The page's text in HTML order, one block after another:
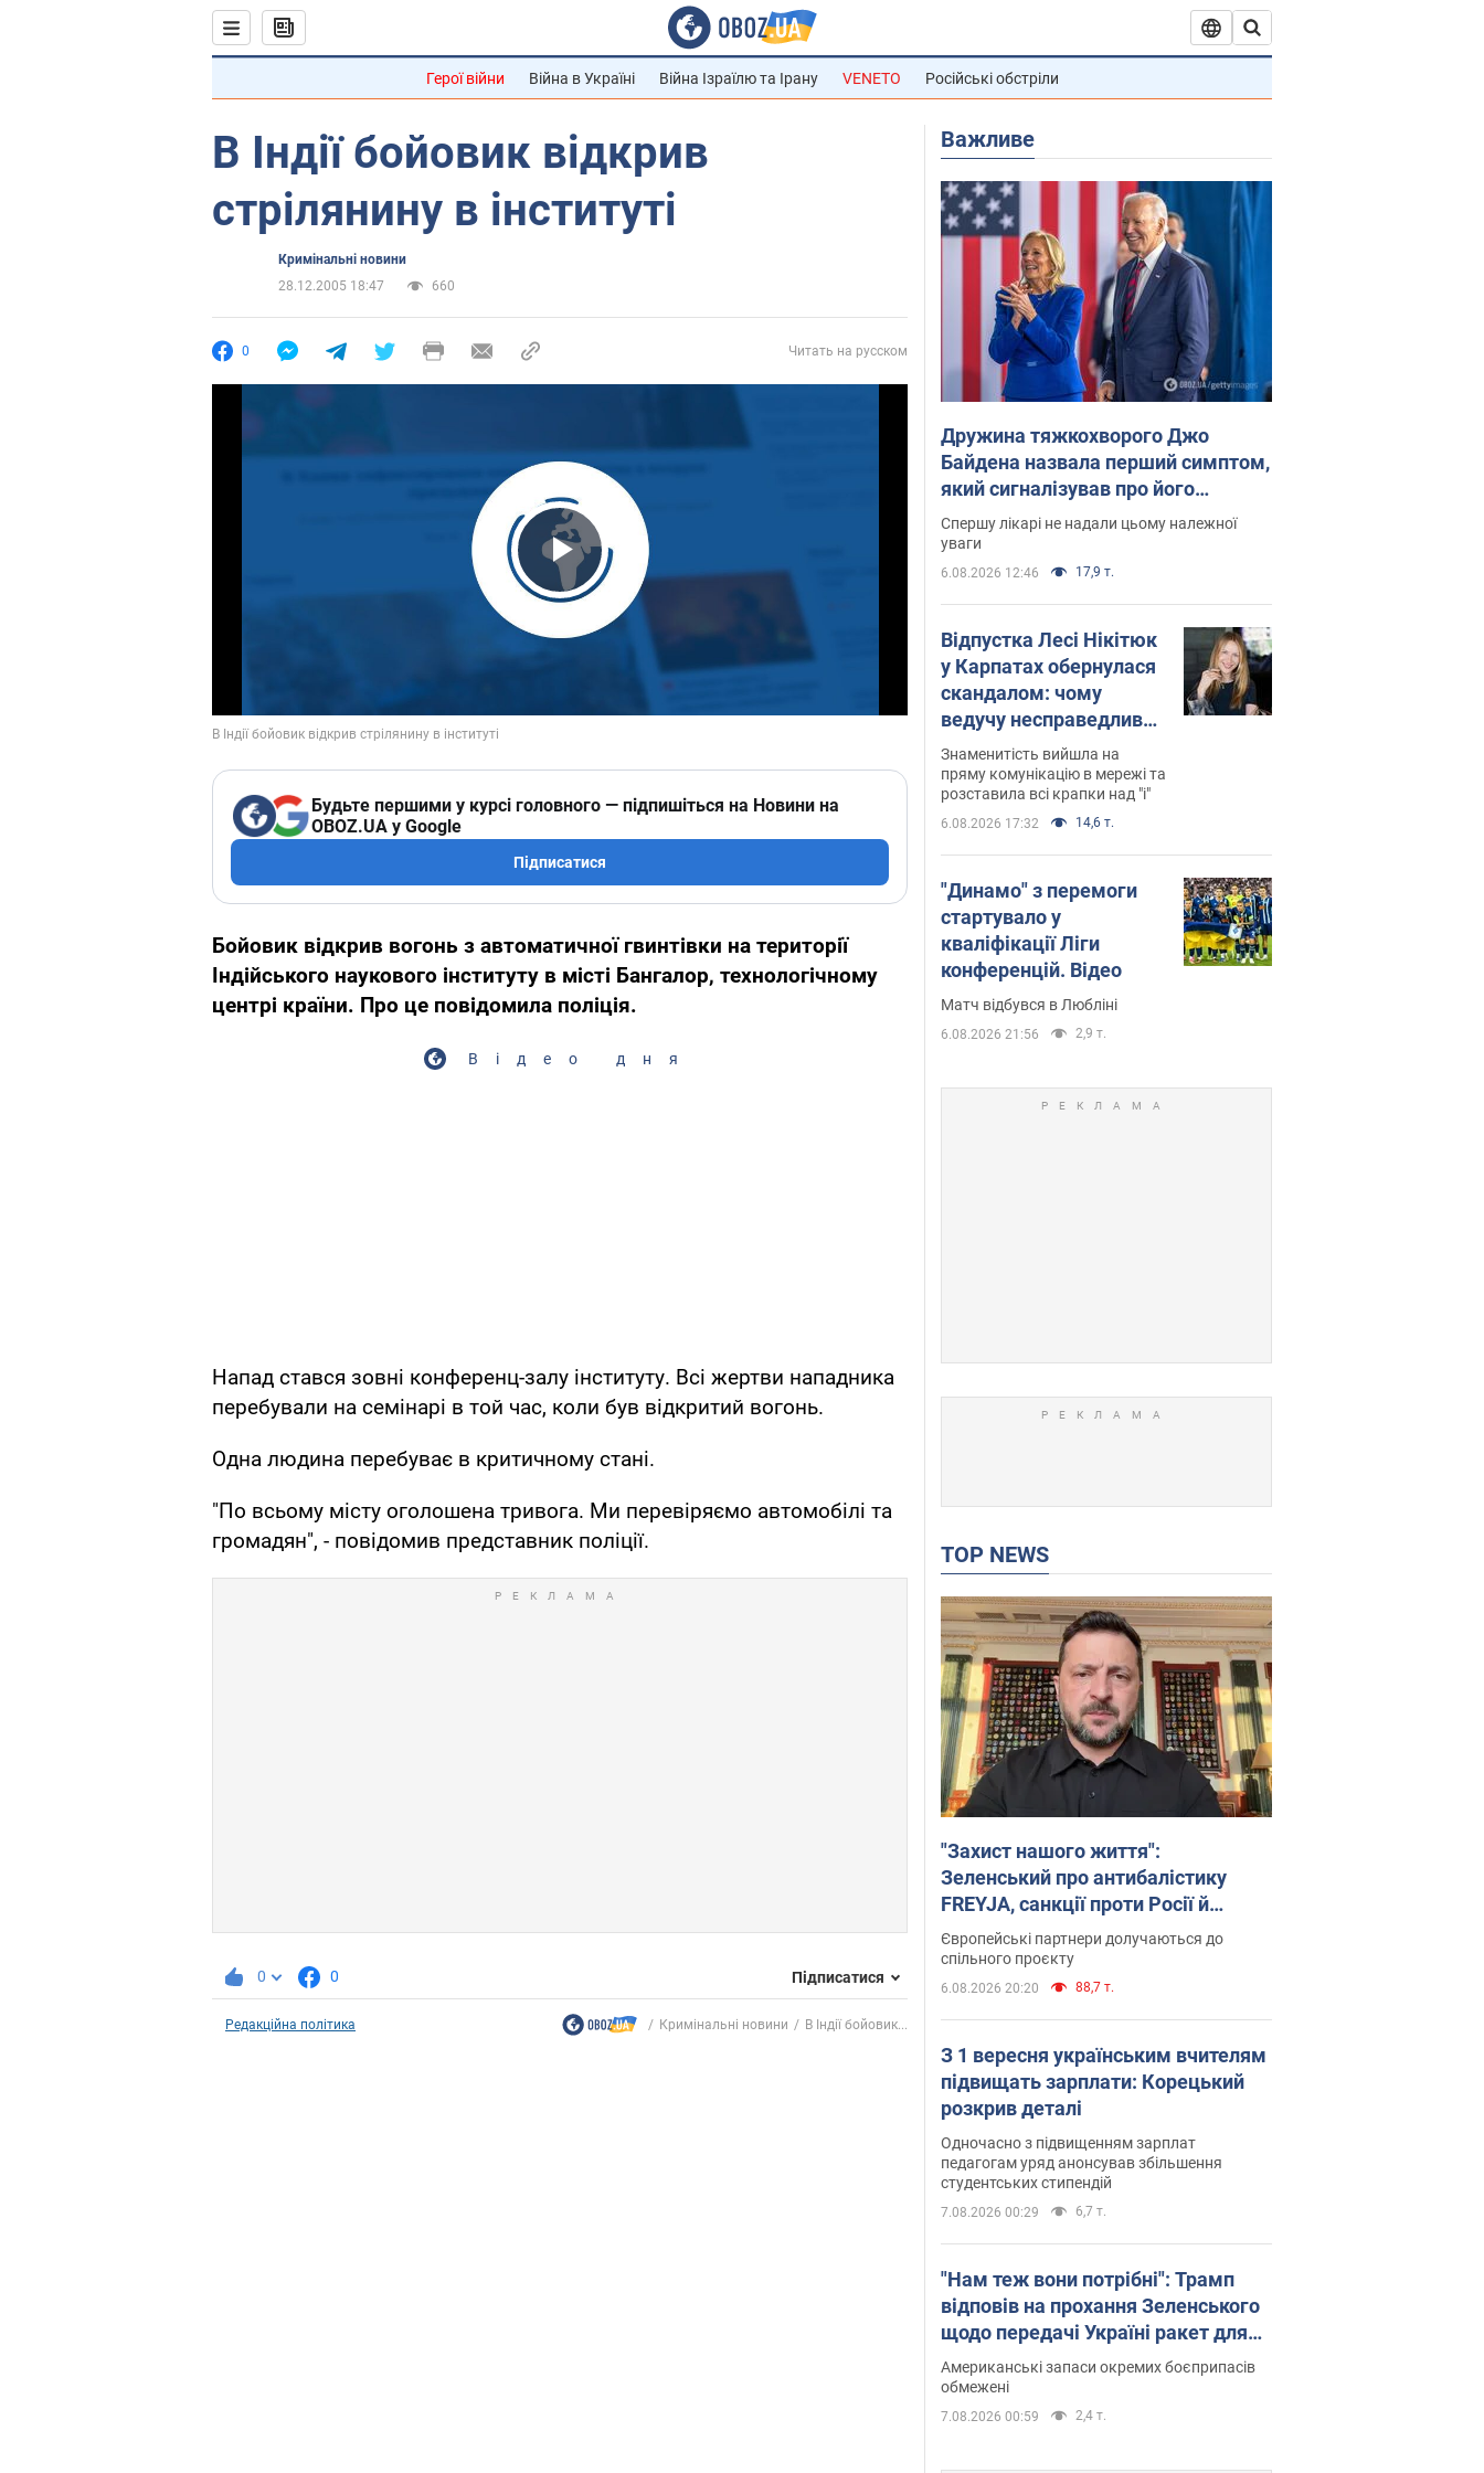
Герої війни Війна в Україні Війна Ізраїлю та Ірану VENETO Російські обстріли
В Індії бойовик відкрив
стрілянину в інституті
Кримінальні новини
28.12.2005 18:47
660
0 Читать на русском
Play Video
Будьте першими у курсі головного — підпишіться на Новини на
OBOZ.UA у Google
Підписатися
Бойовик відкрив вогонь з автоматичної гвинтівки на території
Індійського наукового інституту в місті Бангалор, технологічному
центрі країни. Про це повідомила поліція.
Відео дня
Напад стався зовні конференц-залу інституту. Всі жертви нападника
перебували на семінарі в той час, коли був відкритий вогонь.
Одна людина перебуває в критичному стані.
"По всьому місту оголошена тривога. Ми перевіряємо автомобілі та
громадян", - повідомив представник поліції.
0 0 Підписатися
Редакційна політика Кримінальні новини В Індії бойовик...
Важливе
Дружина тяжкохворого Джо
Байдена назвала перший симптом,
який сигналізував про його
"агресивний" рак
Спершу лікарі не надали цьому належної
уваги
6.08.2026 12:46 17,9 т.
Відпустка Лесі Нікітюк
у Карпатах обернулася
скандалом: чому
ведучу несправедливо
захейтили
Знаменитість вийшла на
пряму комунікацію в мережі та
розставила всі крапки над "і"
6.08.2026 17:32 14,6 т.
"Динамо" з перемоги
стартувало у
кваліфікації Ліги
конференцій. Відео
Матч відбувся в Любліні
6.08.2026 21:56 2,9 т.
TOP NEWS
"Захист нашого життя":
Зеленський про антибалістику
FREYJA, санкції проти Росії й
підтримку аграріїв. Відео
Європейські партнери долучаються до
спільного проєкту
6.08.2026 20:20 88,7 т.
З 1 вересня українським вчителям
підвищать зарплати: Корецький
розкрив деталі
Одночасно з підвищенням зарплат
педагогам уряд анонсував збільшення
студентських стипендій
7.08.2026 00:29 6,7 т.
"Нам теж вони потрібні": Трамп
відповів на прохання Зеленського
щодо передачі Україні ракет для
Patriot
Американські запаси окремих боєприпасів
обмежені
7.08.2026 00:59 2,4 т.